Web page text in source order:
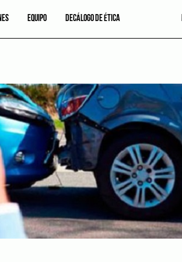
EQUIPO DECÁLOGO DE ÉTICA